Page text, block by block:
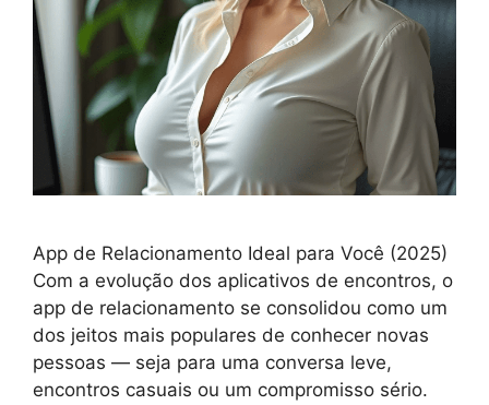
App de Relacionamento Ideal para Você (2025)
Com a evolução dos aplicativos de encontros, o
app de relacionamento se consolidou como um
dos jeitos mais populares de conhecer novas
pessoas — seja para uma conversa leve,
encontros casuais ou um compromisso sério.